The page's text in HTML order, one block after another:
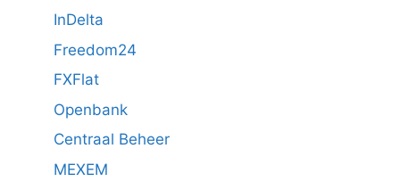
InDelta
Freedom24
FXFlat
Openbank
Centraal Beheer
MEXEM